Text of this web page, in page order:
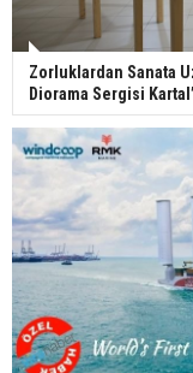
Zorluklardan Sanata
Diorama Sergisi